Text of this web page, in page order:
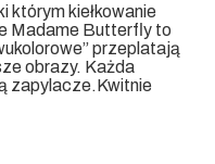
którym kiełkowanie
Madame Butterfly to
przeplatają
obrazy. Każda
zapylacze.Kwitnie